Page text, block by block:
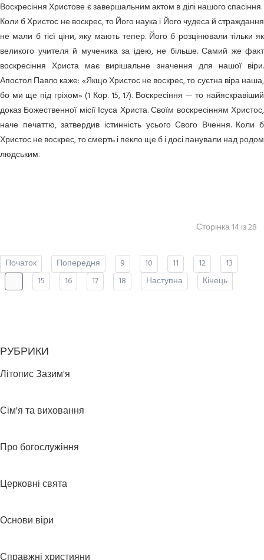
Воскресіння Христове є завершальним актом в ділі нашого спасіння.
Коли б Христос не воскрес, то Його наука і Його чудеса й страждання
не мали б тієї ціни, яку мають тепер. Його б розцінювали тільки як
великого учителя й мученика за ідею, не більше. Самий же факт
воскресіння Христа має вирішальне значення для нашої віри.
Апостол Павло каже: «Якщо Христос не воскрес, то суєтна віра наша,
бо ми ще під гріхом» (1 Кор. 15, 17). Воскресіння — то найяскравіший
доказ Божественної місії Ісуса Христа. Своїм воскресінням Христос,
наче печаттю, затвердив істинність усього Свого Вчення. Коли б
Христос не воскрес, то смерть і пекло ще б і досі панували над родом
людським.
Сторінка 14 із 28
Початок Попередня 9 10 11 12
13
15 16 17 18 Наступна Кінець
РУБРИКИ
Літопис Зазим'я
Сім'я та виховання
Про богослужіння
Церковні свята
Основи віри